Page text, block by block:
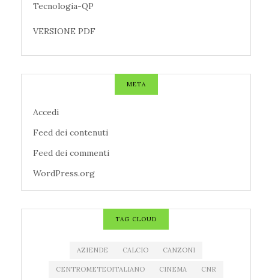
Tecnologia-QP
VERSIONE PDF
META
Accedi
Feed dei contenuti
Feed dei commenti
WordPress.org
TAG CLOUD
AZIENDE CALCIO CANZONI
CENTROMETEOITALIANO CINEMA CNR